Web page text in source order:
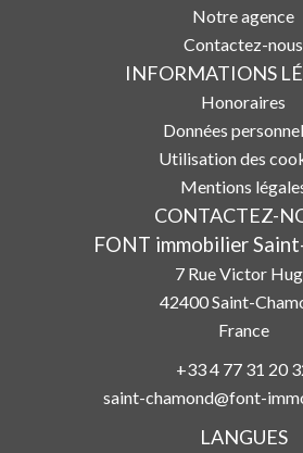
Notre agence
Contactez-nous
INFORMATIONS
Honoraires
Données
Utilisation des
Mentions
CONTACTEZ-
FONT immobilier
7 Rue Victor
42400Saint-
France
+33 4 77 31 20
saint-chamond@font-
LANGUES